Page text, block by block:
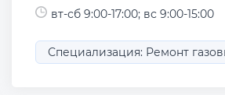
вт-сб 9:00-17:00; вс 9:00-15:00
Специализация: Ремонт